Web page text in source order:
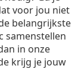
voor jou niet
belangrijkste
samenstellen
in onze
krijg je jouw